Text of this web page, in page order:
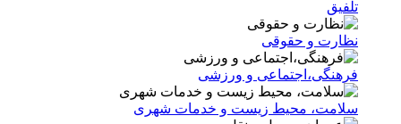
تلفیق
نظارت و حقوقی
فرهنگی،اجتماعی و ورزشی
سلامت، محیط زیست و خدمات شهری